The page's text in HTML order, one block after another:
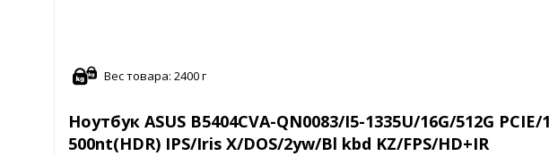
Вес товара: 2400 г
Ноутбук ASUS B5404CVA-QN0083/I5-1335U/16G/512G PCIE/
500nt(HDR) IPS/Iris X/DOS/2yw/Bl kbd KZ/FPS/HD+IR